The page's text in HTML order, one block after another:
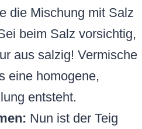
die Mischung mit Salz
beim Salz vorsichtig,
aus salzig! Vermische
eine homogene,
entsteht.
Nun ist der Teig